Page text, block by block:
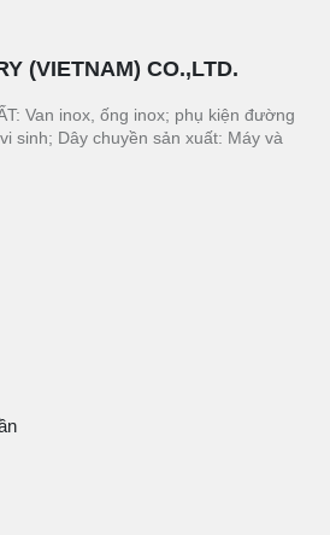
(VIETNAM) CO.,LTD.
Van inox, ống inox; phụ kiện đường
sinh; Dây chuyền sản xuất: Máy và